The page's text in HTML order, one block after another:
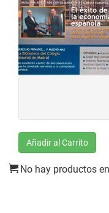
Añadir al Carrito
No hay productos